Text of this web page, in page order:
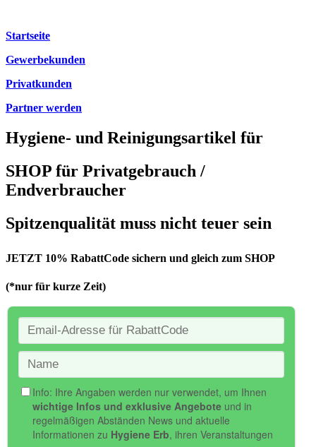
Startseite
Gewerbekunden
Privatkunden
Partner werden
Hygiene- und Reinigungsartikel für
SHOP für Privatgebrauch /
Endverbraucher
Spitzenqualität muss nicht teuer sein
JETZT 10% RabattCode sichern und gleich zum SHOP
(*nur für kurze Zeit)